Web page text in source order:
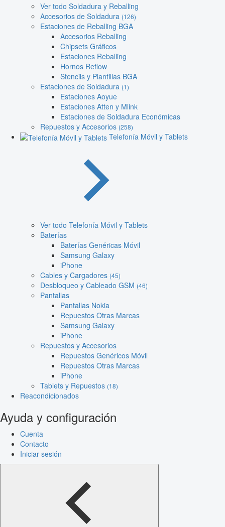
Ver todo Soldadura y Reballing
Accesorios de Soldadura (126)
Estaciones de Reballing BGA
Accesorios Reballing
Chipsets Gráficos
Estaciones Reballing
Hornos Reflow
Stencils y Plantillas BGA
Estaciones de Soldadura (1)
Estaciones Aoyue
Estaciones Atten y Mlink
Estaciones de Soldadura Económicas
Repuestos y Accesorios (258)
Telefonía Móvil y Tablets
Ver todo Telefonía Móvil y Tablets
Baterías
Baterías Genéricas Móvil
Samsung Galaxy
iPhone
Cables y Cargadores (45)
Desbloqueo y Cableado GSM (46)
Pantallas
Pantallas Nokia
Repuestos Otras Marcas
Samsung Galaxy
iPhone
Repuestos y Accesorios
Repuestos Genéricos Móvil
Repuestos Otras Marcas
iPhone
Tablets y Repuestos (18)
Reacondicionados
Ayuda y configuración
Cuenta
Contacto
Iniciar sesión